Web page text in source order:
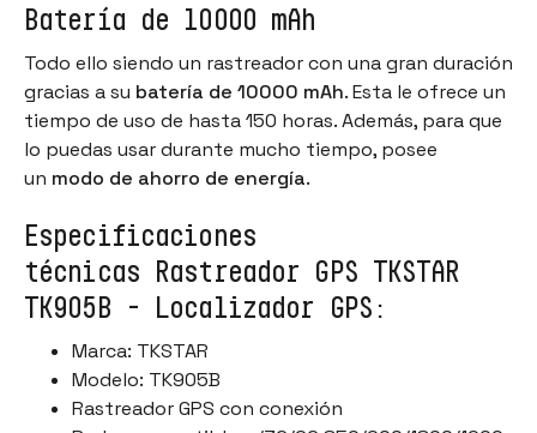
Batería de 10000 mAh
Todo ello siendo un rastreador con una gran duración
gracias a su batería de 10000 mAh. Esta le ofrece un
tiempo de uso de hasta 150 horas. Además, para que
lo puedas usar durante mucho tiempo, posee
un modo de ahorro de energía.
Especificaciones
técnicas Rastreador GPS TKSTAR
TK905B - Localizador GPS:
Marca: TKSTAR
Modelo: TK905B
Rastreador GPS con conexión